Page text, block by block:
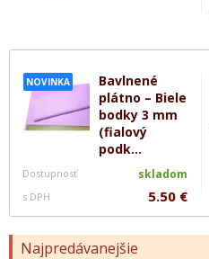
NOVINKA
Bavlnené
plátno – Biele
bodky 3 mm
(fialový
podk...
Dostupnosť skladom
s DPH 5.50 €
Najpredávanejšie